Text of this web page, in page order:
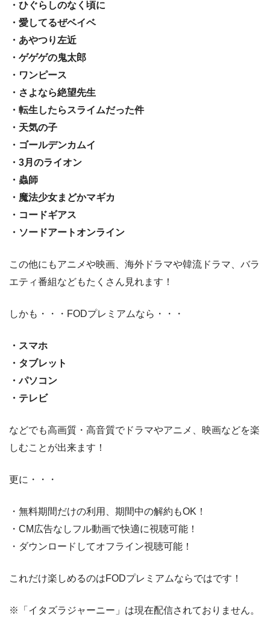
・ひぐらしのなく頃に
・愛してるぜベイベ
・あやつり左近
・ゲゲゲの鬼太郎
・ワンピース
・さよなら絶望先生
・転生したらスライムだった件
・天気の子
・ゴールデンカムイ
・3月のライオン
・蟲師
・魔法少女まどかマギカ
・コードギアス
・ソードアートオンライン
この他にもアニメや映画、海外ドラマや韓流ドラマ、バラ
エティ番組などもたくさん見れます！
しかも・・・FODプレミアムなら・・・
・スマホ
・タブレット
・パソコン
・テレビ
などでも高画質・高音質でドラマやアニメ、映画などを楽
しむことが出来ます！
更に・・・
・無料期間だけの利用、期間中の解約もOK！
・CM広告なしフル動画で快適に視聴可能！
・ダウンロードしてオフライン視聴可能！
これだけ楽しめるのはFODプレミアムならではです！
※「イタズラジャーニー」は現在配信されておりません。